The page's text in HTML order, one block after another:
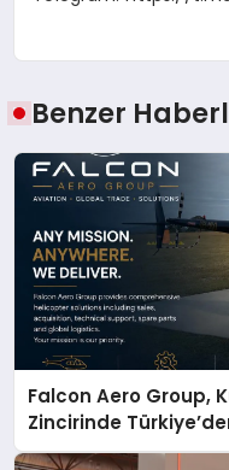
Benzer
Falcon Aero Group,
Zincirinde